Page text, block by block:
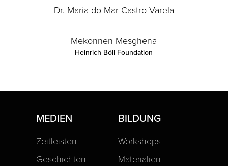
Dr. Maria do Mar Castro Varela
Mekonnen Mesghena
Heinrich Böll Foundation
MEDIEN
Zeitleisten
Geschichten
BILDUNG
Workshops
Materialien